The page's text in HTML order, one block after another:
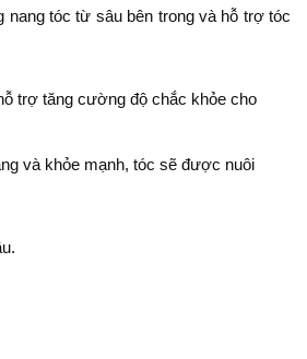
tóc từ sâu bên trong và hỗ trợ tóc
trợ tăng cường độ chắc khỏe cho
và khỏe mạnh, tóc sẽ được nuôi